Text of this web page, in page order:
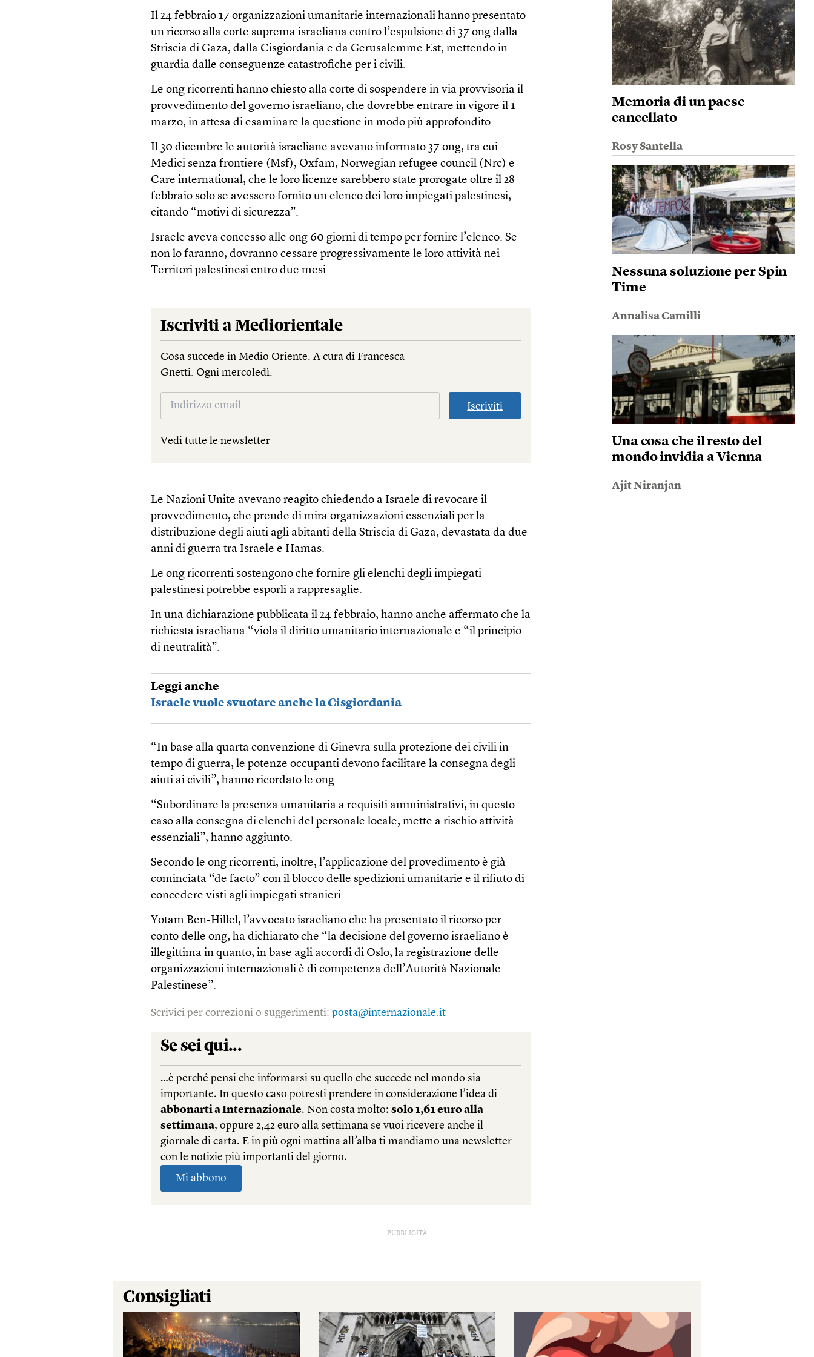
Il 24 febbraio 17 organizzazioni umanitarie internazionali hanno presentato
un ricorso alla corte suprema israeliana contro l’espulsione di 37 ong dalla
Striscia di Gaza, dalla Cisgiordania e da Gerusalemme Est, mettendo in
guardia dalle conseguenze catastrofiche per i civili.
Le ong ricorrenti hanno chiesto alla corte di sospendere in via provvisoria il
provvedimento del governo israeliano, che dovrebbe entrare in vigore il 1
marzo, in attesa di esaminare la questione in modo più approfondito.
Il 30 dicembre le autorità israeliane avevano informato 37 ong, tra cui
Medici senza frontiere (Msf), Oxfam, Norwegian refugee council (Nrc) e
Care international, che le loro licenze sarebbero state prorogate oltre il 28
febbraio solo se avessero fornito un elenco dei loro impiegati palestinesi,
citando “motivi di sicurezza”.
Israele aveva concesso alle ong 60 giorni di tempo per fornire l’elenco. Se
non lo faranno, dovranno cessare progressivamente le loro attività nei
Territori palestinesi entro due mesi.
Iscriviti a Mediorientale
Cosa succede in Medio Oriente. A cura di Francesca
Gnetti. Ogni mercoledì.
Iscriviti
Vedi tutte le newsletter
Le Nazioni Unite avevano reagito chiedendo a Israele di revocare il
provvedimento, che prende di mira organizzazioni essenziali per la
distribuzione degli aiuti agli abitanti della Striscia di Gaza, devastata da due
anni di guerra tra Israele e Hamas.
Le ong ricorrenti sostengono che fornire gli elenchi degli impiegati
palestinesi potrebbe esporli a rappresaglie.
In una dichiarazione pubblicata il 24 febbraio, hanno anche affermato che la
richiesta israeliana “viola il diritto umanitario internazionale e “il principio
di neutralità”.
Leggi anche
Israele vuole svuotare anche la Cisgiordania
“In base alla quarta convenzione di Ginevra sulla protezione dei civili in
tempo di guerra, le potenze occupanti devono facilitare la consegna degli
aiuti ai civili”, hanno ricordato le ong.
“Subordinare la presenza umanitaria a requisiti amministrativi, in questo
caso alla consegna di elenchi del personale locale, mette a rischio attività
essenziali”, hanno aggiunto.
Secondo le ong ricorrenti, inoltre, l’applicazione del provedimento è già
cominciata “de facto” con il blocco delle spedizioni umanitarie e il rifiuto di
concedere visti agli impiegati stranieri.
Yotam Ben-Hillel, l’avvocato israeliano che ha presentato il ricorso per
conto delle ong, ha dichiarato che “la decisione del governo israeliano è
illegittima in quanto, in base agli accordi di Oslo, la registrazione delle
organizzazioni internazionali è di competenza dell’Autorità Nazionale
Palestinese”.
Scrivici per correzioni o suggerimenti:posta@internazionale.it
Memoria di un paese
cancellato
Rosy Santella
Nessuna soluzione per Spin
Time
Annalisa Camilli
Una cosa che il resto del
mondo invidia a Vienna
Ajit Niranjan
PUBBLICITÀ
Consigliati